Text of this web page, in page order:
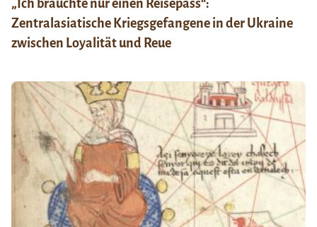
„Ich brauchte nur einen Reisepass“:
Zentralasiatische Kriegsgefangene in der Ukraine
zwischen Loyalität und Reue